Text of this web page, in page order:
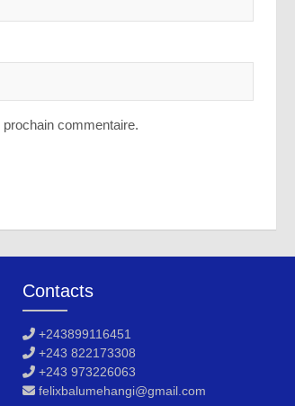
commentaire.
Contacts
+243899116451
+243 822173308
+243 973226063
felixbalumehangi@gmail.com